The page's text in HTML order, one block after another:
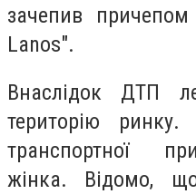
зачепив
Lanos".
Внаслідок ДТП
територію
транспортної
жінка. Відомо,